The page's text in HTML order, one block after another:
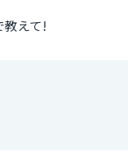
教えて!